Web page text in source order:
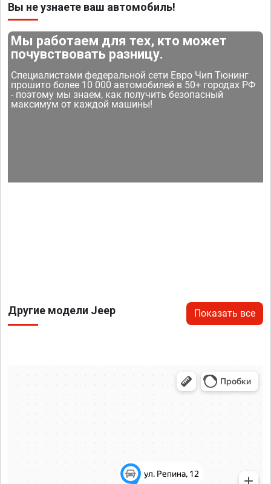
Вы не узнаете ваш автомобиль!
Мы работаем для тех, кто может
почувствовать разницу.
Специалистами федеральной сети Евро Чип Тюнинг
прошито более 10 000 автомобилей в 50+ городах РФ
- поэтому мы знаем, как получить безопасный
максимум от каждой машины!
Другие модели Jeep Показать все